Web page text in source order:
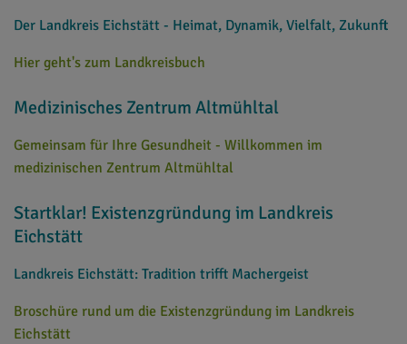
Der Landkreis Eichstätt - Heimat, Dynamik, Vielfalt, Zukunft
Hier geht's zum Landkreisbuch
Medizinisches Zentrum Altmühltal
Gemeinsam für Ihre Gesundheit - Willkommen im
medizinischen Zentrum Altmühltal
Startklar! Existenzgründung im Landkreis
Eichstätt
Landkreis Eichstätt: Tradition trifft Machergeist
Broschüre rund um die Existenzgründung im Landkreis
Eichstätt